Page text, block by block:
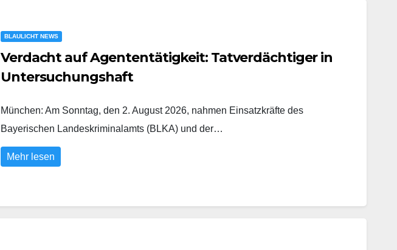
BLAULICHT NEWS
Verdacht auf Agententätigkeit: Tatverdächtiger in
Untersuchungshaft
München: Am Sonntag, den 2. August 2026, nahmen Einsatzkräfte des
Bayerischen Landeskriminalamts (BLKA) und der…
Mehr lesen